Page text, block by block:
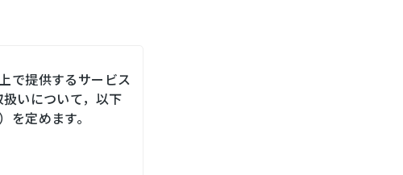
で提供するサービス
いについて，以下
定めます。